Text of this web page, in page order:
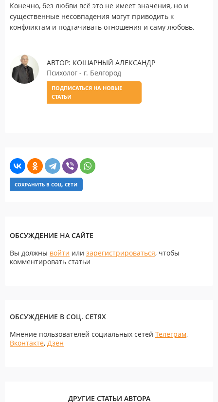
Конечно, без любви всё это не имеет значения, но и
существенные несовпадения могут приводить к
конфликтам и подтачивать отношения и саму любовь.
АВТОР: КОШАРНЫЙ АЛЕКСАНДР
Психолог - г. Белгород
ПОДПИСАТЬСЯ НА НОВЫЕ
СТАТЬИ
СОХРАНИТЬ В СОЦ. СЕТИ
ОБСУЖДЕНИЕ НА САЙТЕ
Вы должны войти или зарегистрироваться, чтобы
комментировать статьи
ОБСУЖДЕНИЕ В СОЦ. СЕТЯХ
Мнение пользователей социальных сетей Телеграм,
Вконтакте, Дзен
ДРУГИЕ СТАТЬИ АВТОРА